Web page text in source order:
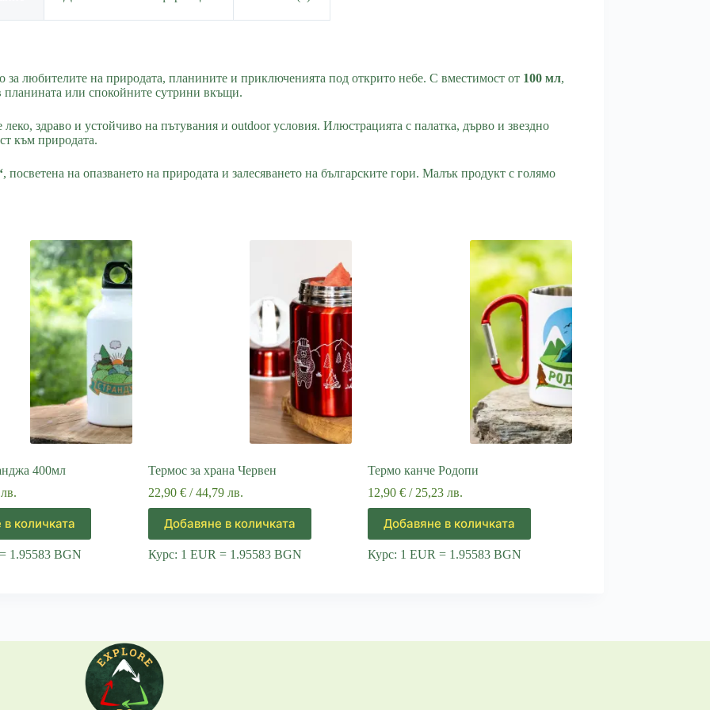
за любителите на природата, планините и приключенията под открито небе. С вместимост от 100 мл,
планината или спокойните сутрини вкъщи.
здраво и устойчиво на пътувания и outdoor условия. Илюстрацията с палатка, дърво и звездно
към природата.
, посветена на опазването на природата и залесяването на българските гори. Малък продукт с голямо
400мл
количката
1.95583 BGN
Термос за храна Червен
22,90 €/ 44,79 лв.
Добавяне в количката
Курс: 1 EUR = 1.95583 BGN
Термо канче Родопи
12,90€ / 25,23 лв.
Добавяне в количката
Курс: 1 EUR = 1.95583 BGN